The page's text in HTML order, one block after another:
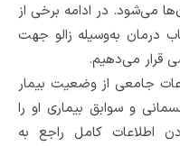
می‌شود. در ادامه برخی از
درمان به‌وسیله زالو جهت
قرار می‌دهیم.
جامعی از وضعیت بیمار
جسمانی و سوابق بیماری او را
اطلاعات کامل راجع به